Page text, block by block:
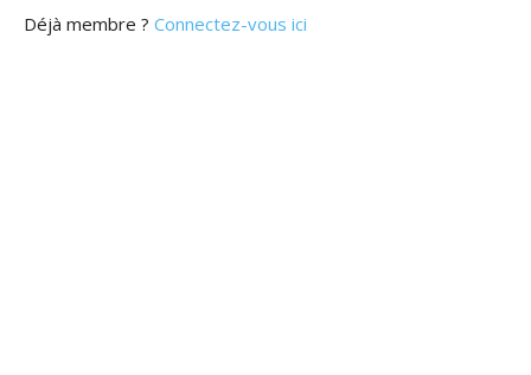
Déjà membre ? Connectez-vous ici